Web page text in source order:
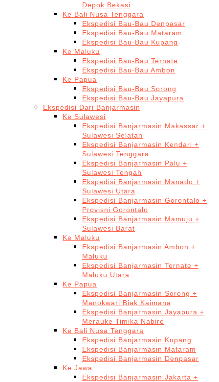
Depok Bekasi
Ke Bali Nusa Tenggara
Ekspedisi Bau-Bau Denpasar
Ekspedisi Bau-Bau Mataram
Ekspedisi Bau-Bau Kupang
Ke Maluku
Ekspedisi Bau-Bau Ternate
Ekspedisi Bau-Bau Ambon
Ke Papua
Ekspedisi Bau-Bau Sorong
Ekspedisi Bau-Bau Jayapura
Ekspedisi Dari Banjarmasin
Ke Sulawesi
Ekspedisi Banjarmasin Makassar +
Sulawesi Selatan
Ekspedisi Banjarmasin Kendari +
Sulawesi Tenggara
Ekspedisi Banjarmasin Palu +
Sulawesi Tengah
Ekspedisi Banjarmasin Manado +
Sulawesi Utara
Ekspedisi Banjarmasin Gorontalo +
Provisni Gorontalo
Ekspedisi Banjarmasin Mamuju +
Sulawesi Barat
Ke Maluku
Ekspedisi Banjarmasin Ambon +
Maluku
Ekspedisi Banjarmasin Ternate +
Maluku Utara
Ke Papua
Ekspedisi Banjarmasin Sorong +
Manokwari Biak Kaimana
Ekspedisi Banjarmasin Jayapura +
Merauke Timika Nabire
Ke Bali Nusa Tenggara
Ekspedisi Banjarmasin Kupang
Ekspedisi Banjarmasin Mataram
Ekspedisi Banjarmasin Denpasar
Ke Jawa
Ekspedisi Banjarmasin Jakarta +